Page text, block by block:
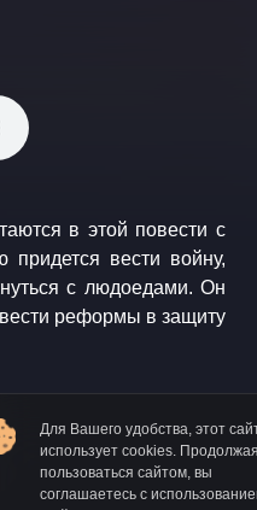
в этой повести с
вести войну,
с людоедами. Он
реформы в защиту
Для Вашего удобства, этот
использует cookies. Продолжая
пользоваться сайтом, вы
соглашаетесь с